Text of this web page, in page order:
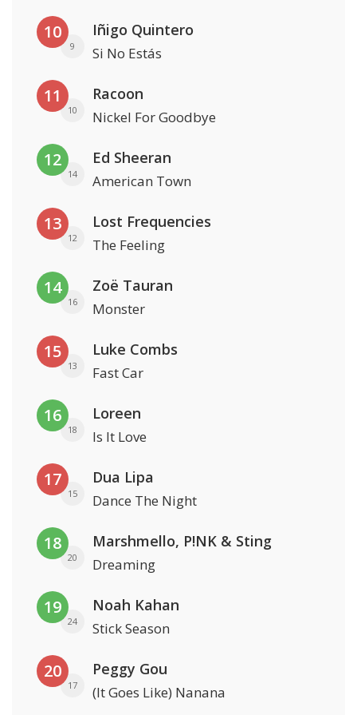
10
9
Iñigo Quintero
Si No Estás
11
10
Racoon
Nickel For Goodbye
12
14
Ed Sheeran
American Town
13
12
Lost Frequencies
The Feeling
14
16
Zoë Tauran
Monster
15
13
Luke Combs
Fast Car
16
18
Loreen
Is It Love
17
15
Dua Lipa
Dance The Night
18
20
Marshmello, P!NK & Sting
Dreaming
19
24
Noah Kahan
Stick Season
20
17
Peggy Gou
(It Goes Like) Nanana